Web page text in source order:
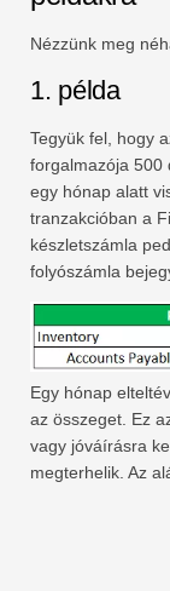
Nézzünk meg
1. példa
Tegyük fel, hogy
forgalmazója 500
egy hónap alatt
tranzakcióban a
készletszámla
folyószámla
Egy hónap
az összeget. Ez
vagy jóváírásra
megterhelik. Az